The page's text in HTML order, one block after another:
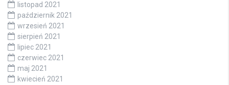
listopad 2021
październik 2021
wrzesień 2021
sierpień 2021
lipiec 2021
czerwiec 2021
maj 2021
kwiecień 2021